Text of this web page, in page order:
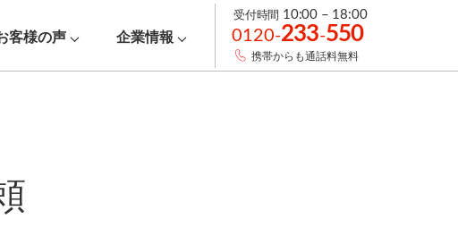
客様の声 企業情報
受付時間 10:00 – 18:00
0120-233-550
携帯からも通話料無料